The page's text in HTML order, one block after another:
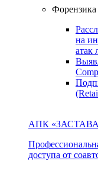
Форензика
на
атак
АПК
доступа от